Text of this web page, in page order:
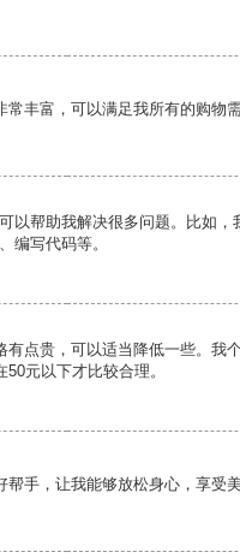
丰富，可以满足我所有的购物需
以帮助我解决很多问题。比如，
编写代码等。
有点贵，可以适当降低一些。我
元以下才比较合理。
手，让我能够放松身心，享受美